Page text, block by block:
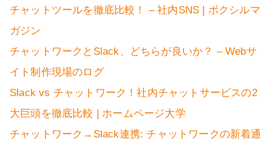
チャットツールを徹底比較！ – 社内SNS | ボクシルマ
ガジン
チャットワークとSlack、どちらが良いか？ – Webサ
イト制作現場のログ
Slack vs チャットワーク！社内チャットサービスの2
大巨頭を徹底比較 | ホームページ大学
チャットワーク→Slack連携: チャットワークの新着通